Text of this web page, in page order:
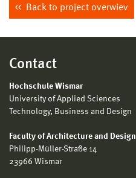
Back to project overwiev
Contact
Hochschule Wismar
University of Applied Sciences
Technology, Business and Design
Faculty of Architecture and Design
Philipp-Müller-Straße 14
23966 Wismar